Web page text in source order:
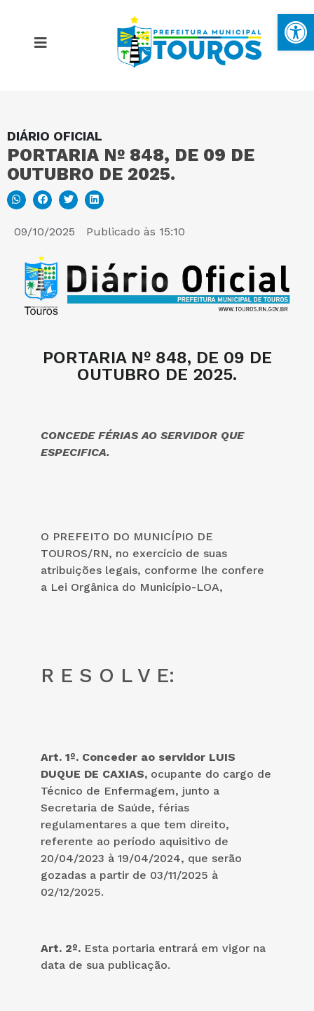
DIÁRIO OFICIAL
PORTARIA Nº 848, DE 09 DE
OUTUBRO DE 2025.
09/10/2025 Publicado às 15:10
PORTARIA Nº 848, DE 09 DE
OUTUBRO DE 2025.
CONCEDE FÉRIAS AO SERVIDOR QUE
ESPECIFICA.
O PREFEITO DO MUNICÍPIO DE
TOUROS/RN, no exercício de suas
atribuições legais, conforme lhe confere
a Lei Orgânica do Município-LOA,
R E S O L V E:
Art. 1º. Conceder ao servidor LUIS
DUQUE DE CAXIAS, ocupante do cargo de
Técnico de Enfermagem, junto a
Secretaria de Saúde, férias
regulamentares a que tem direito,
referente ao período aquisitivo de
20/04/2023 à 19/04/2024, que serão
gozadas a partir de 03/11/2025 à
02/12/2025.
Art. 2º. Esta portaria entrará em vigor na
data de sua publicação.
MAPA DO SITE
PORTAL DA TRANSPARÊNCIA
E-SIC
PERGUNTAS FREQUENTES